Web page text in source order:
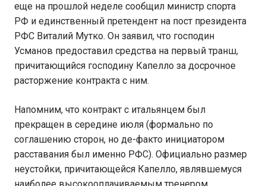
еще на прошлой неделе сообщил министр спорта
РФ и единственный претендент на пост президента
РФС Виталий Мутко. Он заявил, что господин
Усманов предоставил средства на первый транш,
причитающийся господину Капелло за досрочное
расторжение контракта с ним.
Напомним, что контракт с итальянцем был
прекращен в середине июля (формально по
соглашению сторон, но де-факто инициатором
расставания был именно РФС). Официально размер
неустойки, причитающейся Капелло, являвшемуся